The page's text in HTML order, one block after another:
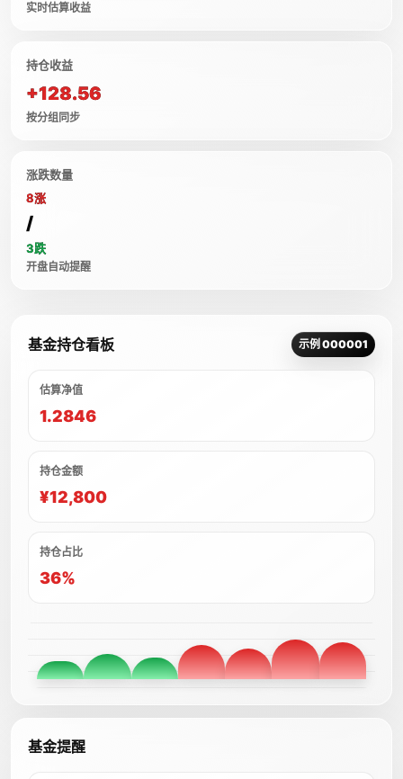
实时估算收益
持仓收益
+128.56
按分组同步
涨跌数量
8涨
/
3跌
开盘自动提醒
基金持仓看板 示例 000001
估算净值
1.2846
持仓金额
¥12,800
持仓占比
36%
基金提醒